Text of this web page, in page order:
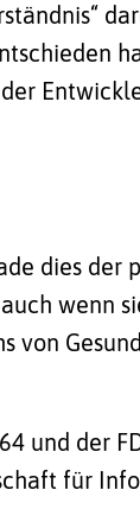
dies
wenn
von
und der
für